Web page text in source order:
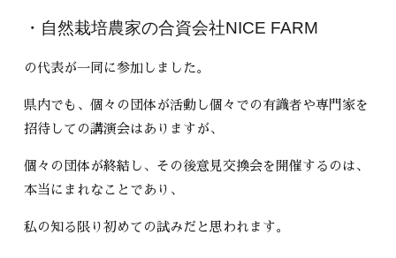
・自然栽培農家の合資会社NICE FARM
の代表が一同に参加しました。
県内でも、個々の団体が活動し個々での有識者や専門家を
招待しての講演会はありますが、
個々の団体が終結し、その後意見交換会を開催するのは、
本当にまれなことであり、
私の知る限り初めての試みだと思われます。